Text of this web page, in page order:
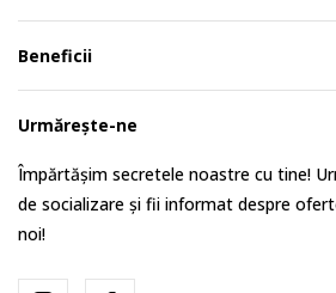
Beneficii
Urmărește-ne
Împărtășim secretele noastre cu tine!
de socializare și fii informat despre
noi!